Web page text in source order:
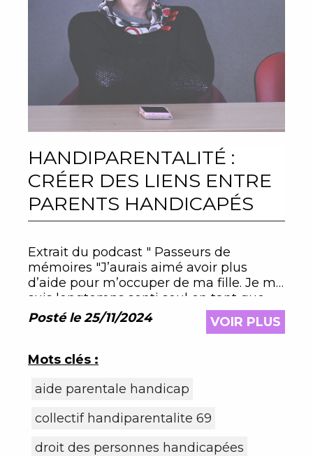
HANDIPARENTALITÉ :
CRÉER DES LIENS ENTRE
PARENTS HANDICAPÉS
Extrait du podcast " Passeurs de
mémoires "J’aurais aimé avoir plus
d’aide pour m’occuper de ma fille. Je me
suis longtemps senti seul en tant que
maman handicapée !
Posté le 25/11/2024 VOIR PLUS
Mots clés :
aide parentale handicap
collectif handiparentalite 69
droit des personnes handicapées